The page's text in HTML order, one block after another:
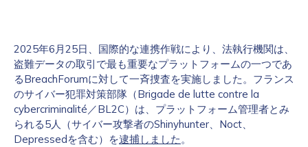
2025年6月25日、国際的な連携作戦により、法執行機関は、
盗難データの取引で最も重要なプラットフォームの一つであ
るBreachForumに対して一斉捜査を実施しました。フランス
のサイバー犯罪対策部隊（Brigade de lutte contre la
cybercriminalité／BL2C）は、プラットフォーム管理者とみ
られる5人（サイバー攻撃者のShinyhunter、Noct、
Depressedを含む）を逮捕しました。